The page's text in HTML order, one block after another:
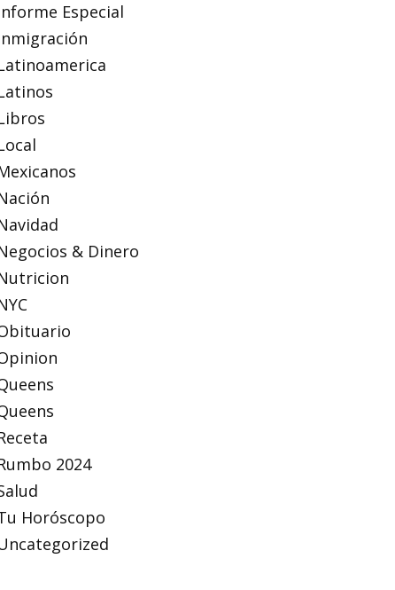
Especial
& Dinero
2024
Horóscopo